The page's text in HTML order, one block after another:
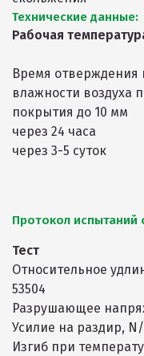
Технические данные:
Рабочая
Время отверждения
влажности воздуха
покрытия до 10 мм
через 24 часа
через 3-5 суток
Протокол испытаний
Тест
Относительное
53504
Разрушающее
Усилие на раздир,
Изгиб при